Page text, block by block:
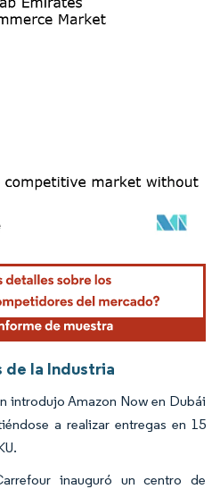
requiere atribución según CC BY 4.0.
de la Industria
introdujo Amazon Now en Dubái
a realizar entregas en 15
inauguró un centro de